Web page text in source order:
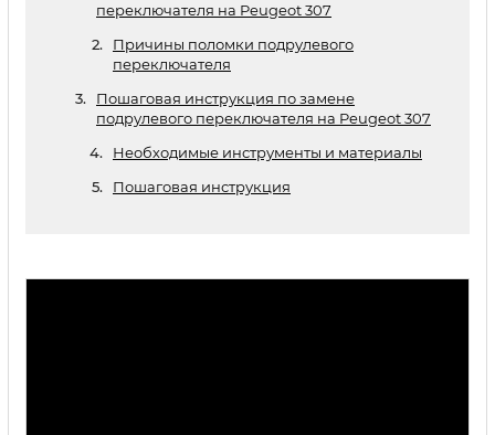
переключателя на Peugeot 307
Причины поломки подрулевого
переключателя
Пошаговая инструкция по замене
подрулевого переключателя на Peugeot 307
Необходимые инструменты и материалы
Пошаговая инструкция